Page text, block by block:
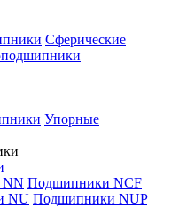
Сферические
Упорные
Подшипники NCF
NU Подшипники NUP